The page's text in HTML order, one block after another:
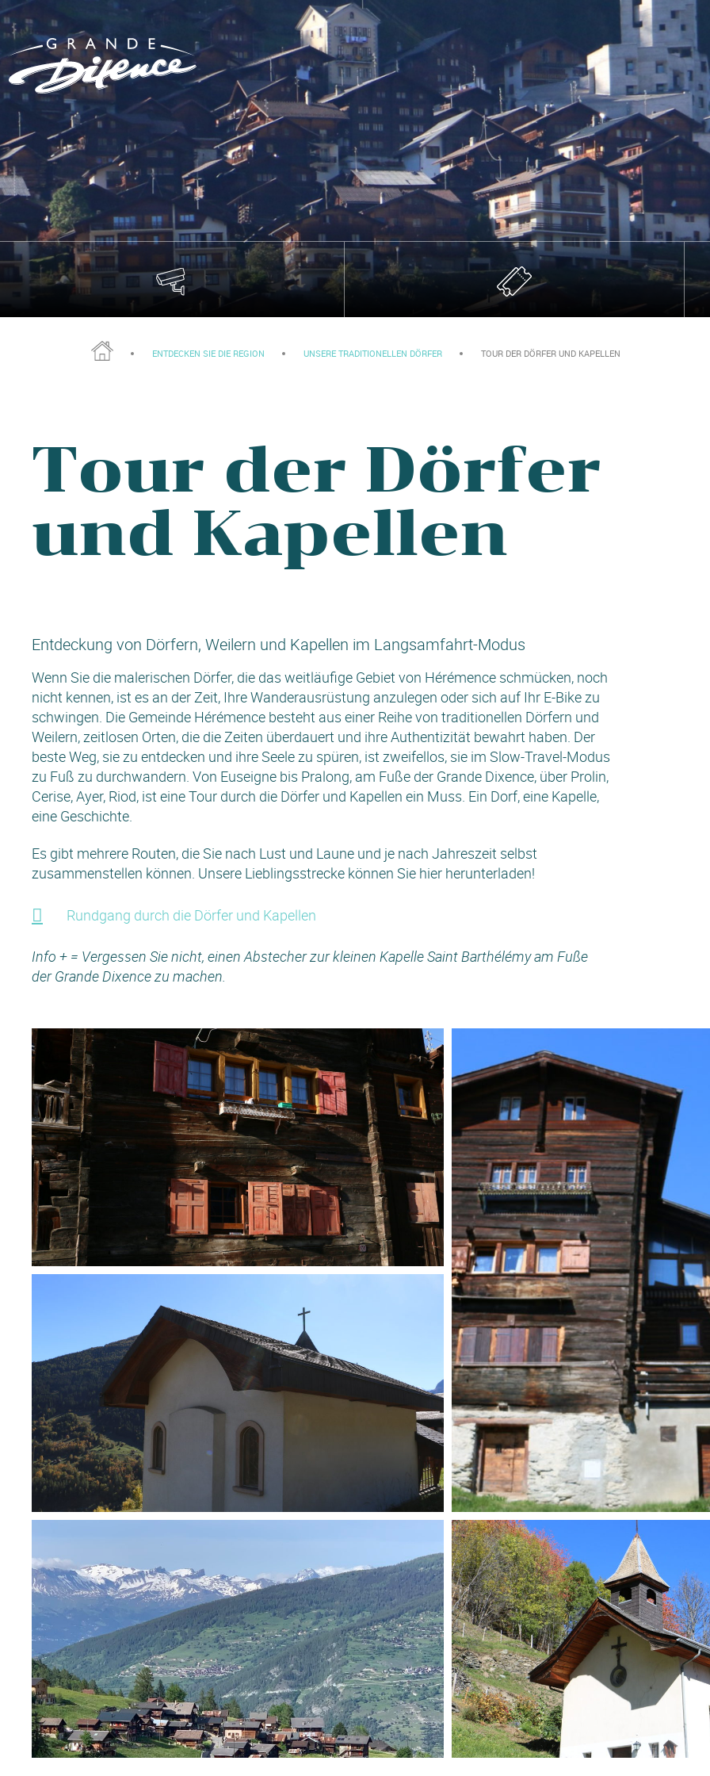
ENTDECKEN SIE DIE REGION UNSERE TRADITIONELLEN DÖRFER TOUR DER DÖRFER UND KAPELLEN
Tour der Dörfer
und Kapellen
Entdeckung von Dörfern, Weilern und Kapellen im Langsamfahrt-Modus
Wenn Sie die malerischen Dörfer, die das weitläufige Gebiet von Hérémence schmücken, noch
nicht kennen, ist es an der Zeit, Ihre Wanderausrüstung anzulegen oder sich auf Ihr E-Bike zu
schwingen. Die Gemeinde Hérémence besteht aus einer Reihe von traditionellen Dörfern und
Weilern, zeitlosen Orten, die die Zeiten überdauert und ihre Authentizität bewahrt haben. Der
beste Weg, sie zu entdecken und ihre Seele zu spüren, ist zweifellos, sie im Slow-Travel-Modus
zu Fuß zu durchwandern. Von Euseigne bis Pralong, am Fuße der Grande Dixence, über Prolin,
Cerise, Ayer, Riod, ist eine Tour durch die Dörfer und Kapellen ein Muss. Ein Dorf, eine Kapelle,
eine Geschichte.
Es gibt mehrere Routen, die Sie nach Lust und Laune und je nach Jahreszeit selbst
zusammenstellen können. Unsere Lieblingsstrecke können Sie hier herunterladen!
Rundgang durch die Dörfer und Kapellen
Info + = Vergessen Sie nicht, einen Abstecher zur kleinen Kapelle Saint Barthélémy am Fuße
der Grande Dixence zu machen.